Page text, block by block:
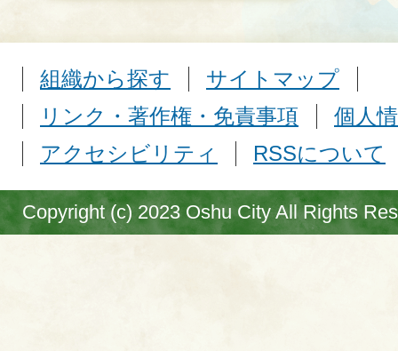
組織から探す
サイトマップ
リンク・著作権・免責事項
個人
アクセシビリティ
RSSについて
Copyright (c) 2023 Oshu City All Rights